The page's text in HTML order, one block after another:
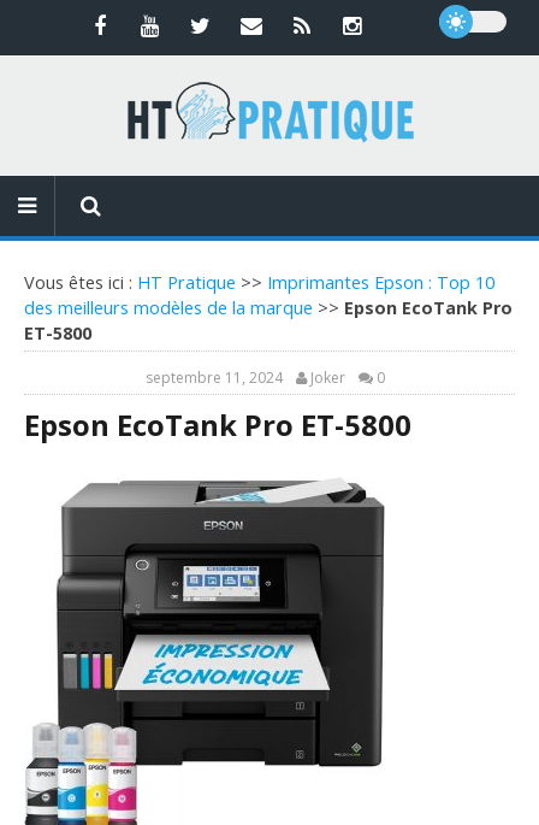
Vous êtes ici : HT Pratique >> Imprimantes Epson : Top 10
des meilleurs modèles de la marque >> Epson EcoTank Pro
ET-5800
septembre 11, 2024 Joker 0
Epson EcoTank Pro ET-5800